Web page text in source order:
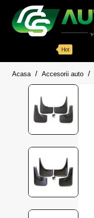
Hot
Acasa homeAccesorii auto